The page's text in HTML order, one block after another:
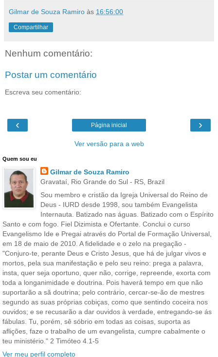
Gilmar de Souza Ramiro às 16:56:00
Compartilhar
Nenhum comentário:
Postar um comentário
Escreva seu comentário:
‹ ›
Página inicial
Ver versão para a web
Quem sou eu
Gilmar de Souza Ramiro
Gravataí, Rio Grande do Sul - RS, Brazil
Sou membro e cristão da Igreja Universal do Reino de
Deus - IURD desde 1998, sou também Evangelista
Internauta. Batizado nas águas. Batizado com o Espírito
Santo e com fogo. Fiel Dizimista e Ofertante. Conclui o curso
Evangelismo Ide e Pregai através do Portal de Formação Universal,
em 18 de maio de 2010. A fidelidade e o zelo na pregação -
"Conjuro-te, perante Deus e Cristo Jesus, que há de julgar vivos e
mortos, pela sua manifestação e pelo seu reino: prega a palavra,
insta, quer seja oportuno, quer não, corrige, repreende, exorta com
toda a longanimidade e doutrina. Pois haverá tempo em que não
suportarão a sã doutrina; pelo contrário, cercar-se-ão de mestres
segundo as suas próprias cobiças, como que sentindo coceira nos
ouvidos; e se recusarão a dar ouvidos à verdade, entregando-se ás
fábulas. Tu, porém, sê sóbrio em todas as coisas, suporta as
aflições, faze o trabalho de um evangelista, cumpre cabalmente o
teu ministério." 2 Timóteo 4.1-5
Ver meu perfil completo